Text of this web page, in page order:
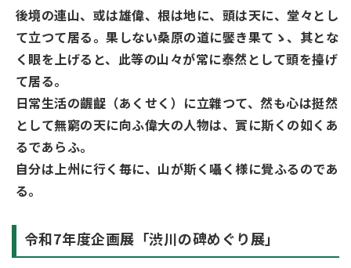
後境の連山、或は雄偉、根は地に、頭は天に、堂々とし
て立つて居る。果しない桑原の道に饜き果てゝ、其とな
く眼を上げると、此等の山々が常に泰然として頭を擡げ
て居る。
日常生活の齷齪（あくせく）に立雜つて、然も心は挺然
として無窮の天に向ふ偉大の人物は、實に斯くの如くあ
るであらふ。
自分は上州に行く毎に、山が斯く囁く様に覺ふるのであ
る。
令和7年度企画展「渋川の碑めぐり展」